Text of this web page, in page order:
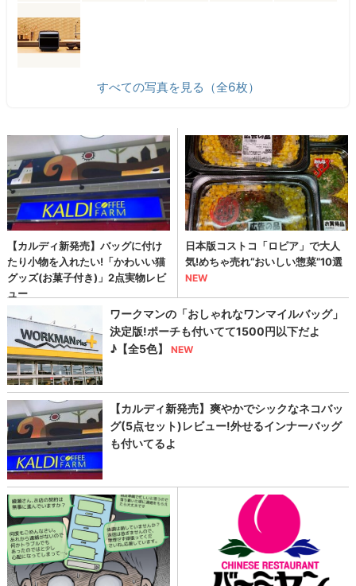
すべての写真を見る（全6枚）